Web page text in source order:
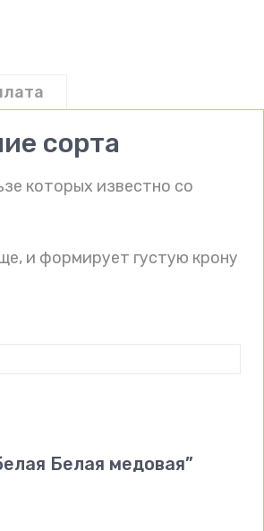
сорта
которых известно со
и формирует густую крону
Белая медовая”